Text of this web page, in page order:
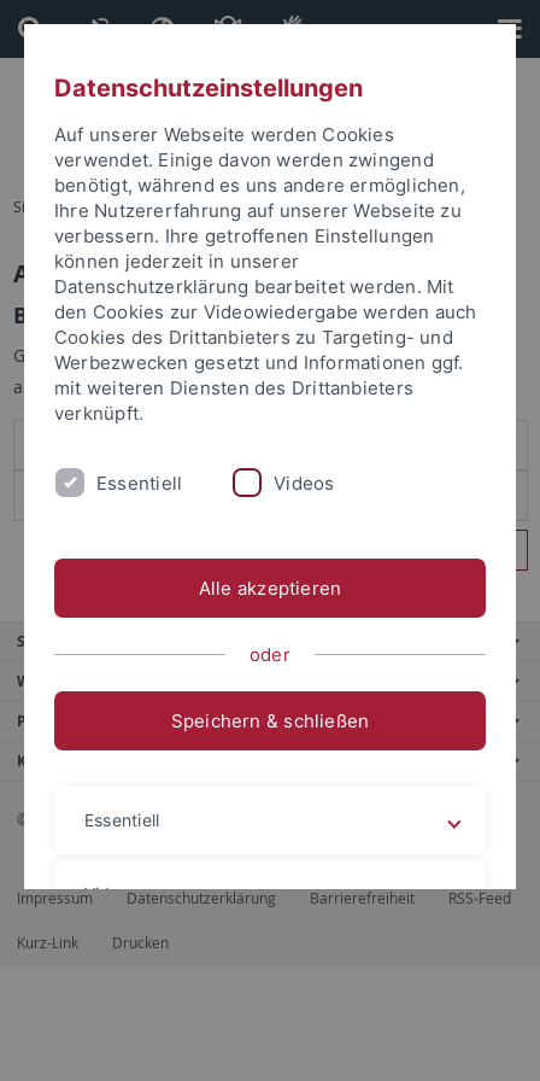
Direkt
zum
Inhalt
Direkt
zur
Fußleiste
Sie sind hier: Startseite
Anmelden
Benutzeranmeldung
Geben Sie Ihren Benutzernamen und Ihr Passwort an um sich
anzumelden:
Service
Weitere Angebote
Portale
Kontaktinfo
© 2026 Eberhard Karls Universität Tübingen, Tübingen
Impressum Datenschutzerklärung Barrierefreiheit RSS-Feed
Kurz-Link Drucken
Datenschutzeinstellungen
Auf unserer Webseite werden Cookies
verwendet. Einige davon werden zwingend
benötigt, während es uns andere ermöglichen,
Ihre Nutzererfahrung auf unserer Webseite zu
verbessern. Ihre getroffenen Einstellungen
können jederzeit in unserer
Datenschutzerklärung bearbeitet werden. Mit
den Cookies zur Videowiedergabe werden auch
Cookies des Drittanbieters zu Targeting- und
Werbezwecken gesetzt und Informationen ggf.
mit weiteren Diensten des Drittanbieters
verknüpft.
Essentiell Videos
Alle akzeptieren
oder
Speichern & schließen
Essentiell
Videos